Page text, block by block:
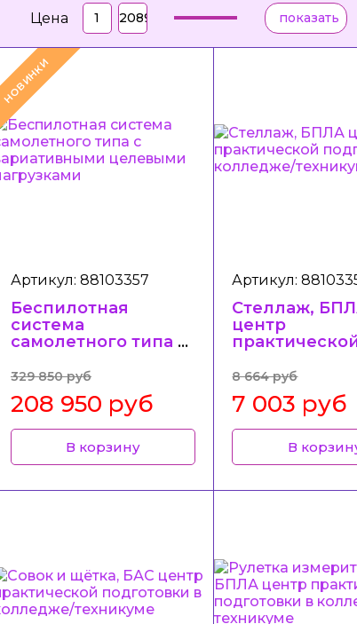
Цена
НОВИНКИ
Артикул: 88103357
Беспилотная
система
самолетного типа с
целевыми
нагрузками
329 850 руб
208 950 руб
В корзину
Артикул:
Стеллаж,
центр
колледже/
техникуме
8 664 руб
7 003 руб
В